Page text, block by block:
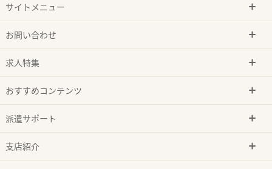
サイトメニュー
お問い合わせ
求人特集
おすすめコンテンツ
派遣サポート
支店紹介